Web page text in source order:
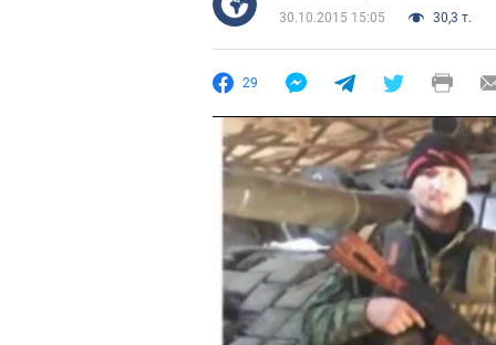
30.10.2015 15:05
30,3 т.
29